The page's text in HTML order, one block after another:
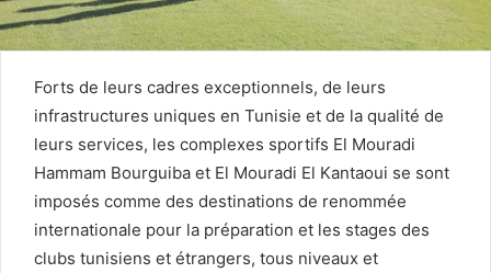
Forts de leurs cadres exceptionnels, de leurs
infrastructures uniques en Tunisie et de la qualité de
leurs services, les complexes sportifs El Mouradi
Hammam Bourguiba et El Mouradi El Kantaoui se sont
imposés comme des destinations de renommée
internationale pour la préparation et les stages des
clubs tunisiens et étrangers, tous niveaux et